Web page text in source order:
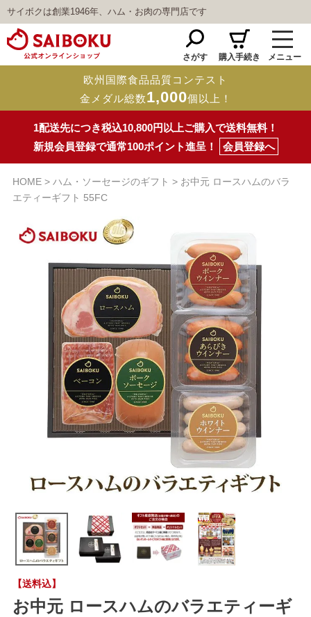
サイボクは創業1946年、ハム・お肉の専門店です
さがす 購入手続き メニュー
欧州国際食品品質コンテスト
金メダル総数1,000個以上！
1配送先につき税込10,800円以上ご購入で送料無料！
新規会員登録で通常100ポイント進呈！
会員登録へ
HOME ハム・ソーセージのギフト
お中元 ロースハムのバラ
エティーギフト 55FC
【送料込】
お中元 ロースハムのバラエティーギ